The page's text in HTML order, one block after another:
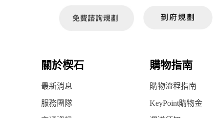
關於楔石 購物指南
最新消息 購物流程指南
服務團隊 KeyPoint購物金